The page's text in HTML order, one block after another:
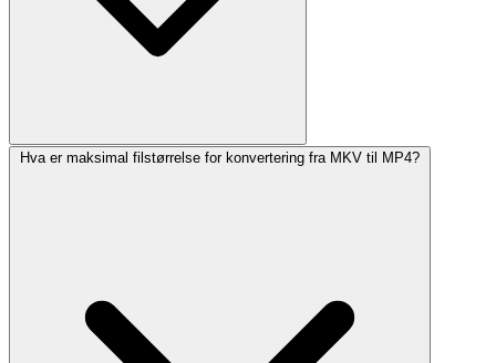
Hva er maksimal filstørrelse for konvertering fra MKV til MP4?